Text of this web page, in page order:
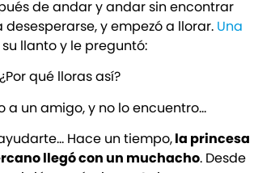
de andar y andar sin encontrar
desesperarse, y empezó a llorar. Una
llanto y le preguntó:
qué lloras así?
a un amigo, y no lo encuentro…
Hace un tiempo,la princesa
llegó con un muchacho. Desde